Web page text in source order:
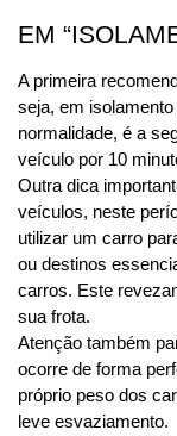
EM
A primeira
seja, em
normalidade, é a
veículo por 10
Outra dica
veículos, neste
utilizar um carro
ou destinos
carros. Este
sua frota.
Atenção também
ocorre de forma
próprio peso dos
leve esvaziamento.